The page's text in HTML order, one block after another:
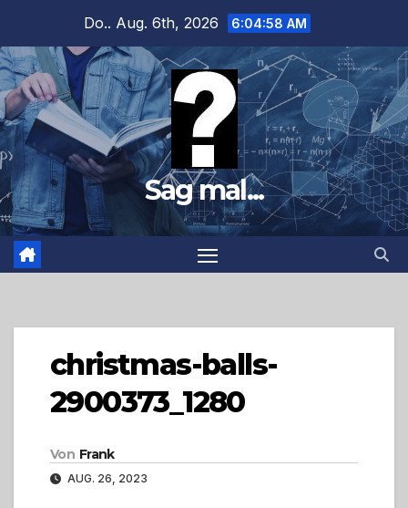
springen
Do.. Aug. 6th, 2026 6:04:59 AM
Sag mal...
christmas-balls-
2900373_1280
Von Frank
AUG. 26, 2023